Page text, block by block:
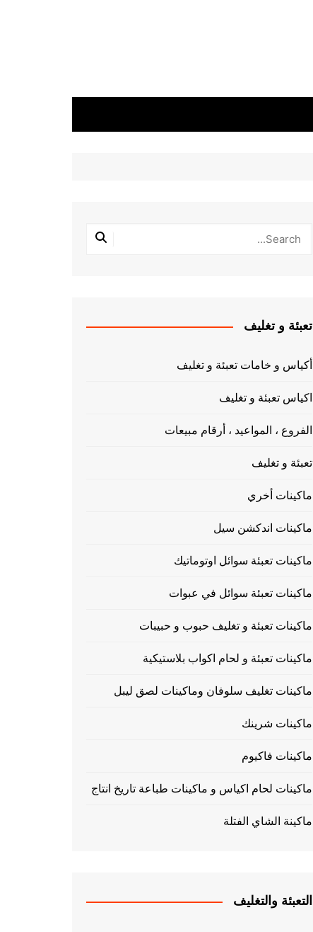
تعبئة و تغليف
أكياس و خامات تعبئة و تغليف
اكياس تعبئة و تغليف
الفروع ، المواعيد ، أرقام مبيعات
تعبئة و تغليف
ماكينات أخري
ماكينات اندكشن سيل
ماكينات تعبئة سوائل اوتوماتيك
ماكينات تعبئة سوائل في عبوات
ماكينات تعبئة و تغليف حبوب و حبيبات
ماكينات تعبئة و لحام اكواب بلاستيكية
ماكينات تغليف سلوفان وماكينات لصق ليبل
ماكينات شرينك
ماكينات فاكيوم
ماكينات لحام اكياس و ماكينات طباعة تاريخ انتاج
ماكينة الشاي الفتلة
التعبئة والتغليف